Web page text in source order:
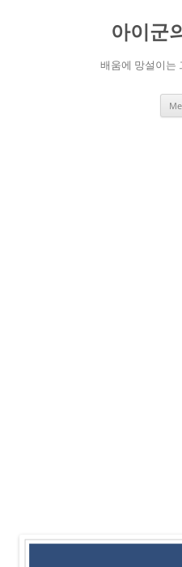
아이군
배움에 망설이는